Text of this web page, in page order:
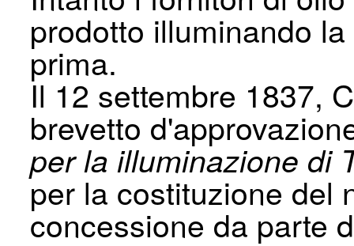
prodotto illuminando
prima.
Il 12 settembre 1837,
brevetto
per la illuminazione di
per la costituzione del
concessione da parte